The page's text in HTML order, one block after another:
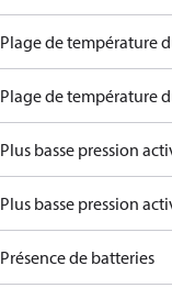
Plage de température
Plage de température
Plus basse pression
Plus basse pression
Présence de batteries